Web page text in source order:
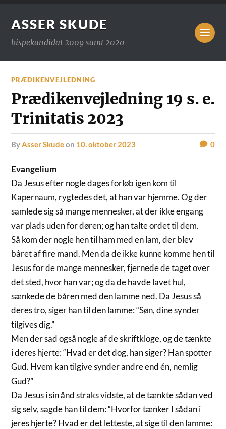
ASSER SKUDE
bispekandidat 2009 samt 2020
PRÆDIKENVEJLEDNING
Prædikenvejledning 19 s. e.
Trinitatis 2023
byAsser Skudeon 10. oktober 2023 0
Evangelium
Da Jesus efter nogle dages forløb igen kom til
Kapernaum, rygtedes det, at han var hjemme. Og der
samlede sig så mange mennesker, at der ikke engang
var plads uden for døren; og han talte ordet til dem.
Så kom der nogle hen til ham med en lam, der blev
båret af fire mand. Men da de ikke kunne komme hen til
Jesus for de mange mennesker, fjernede de taget over
det sted, hvor han var; og da de havde lavet hul,
sænkede de båren med den lamme ned. Da Jesus så
deres tro, siger han til den lamme: “Søn, dine synder
tilgives dig.”
Men der sad også nogle af de skriftkloge, og de tænkte
i deres hjerte: “Hvad er det dog, han siger? Han spotter
Gud. Hvem kan tilgive synder andre end én, nemlig
Gud?”
Da Jesus i sin ånd straks vidste, at de tænkte sådan ved
sig selv, sagde han til dem: “Hvorfor tænker I sådan i
jeres hjerte? Hvad er det letteste, at sige til den lamme: